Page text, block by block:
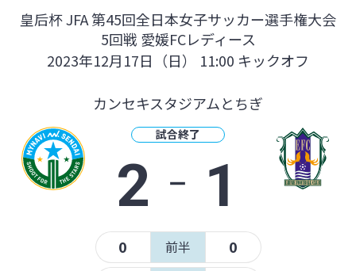
皇后杯 JFA 第45回全日本女子サッカー選手権大会
5回戦 愛媛FCレディース
2023年12月17日（日） 11:00 キックオフ
カンセキスタジアムとちぎ
試合終了
2‐ 1
0 前半
0